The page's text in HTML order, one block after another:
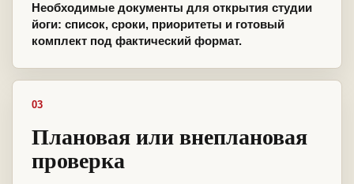
Необходимые документы для открытия студии
йоги: список, сроки, приоритеты и готовый
комплект под фактический формат.
03
Плановая или внеплановая
проверка